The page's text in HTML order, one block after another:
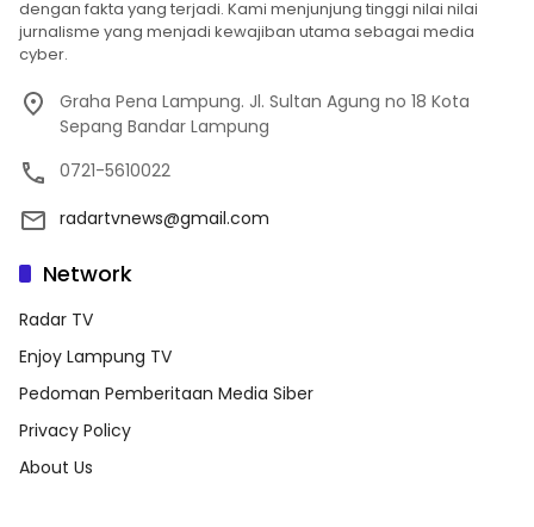
dengan fakta yang terjadi. Kami menjunjung tinggi nilai nilai
jurnalisme yang menjadi kewajiban utama sebagai media
cyber.
Graha Pena Lampung. Jl. Sultan Agung no 18 Kota
Sepang Bandar Lampung
0721-5610022
radartvnews@gmail.com
Network
Radar TV
Enjoy Lampung TV
Pedoman Pemberitaan Media Siber
Privacy Policy
About Us